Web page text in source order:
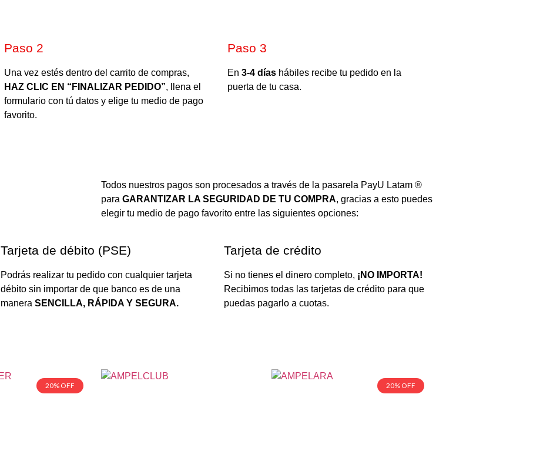
Paso 2
Una vez estés dentro del carrito de compras,
HAZ CLIC EN “FINALIZAR PEDIDO”, llena el
formulario con tú datos y elige tu medio de pago
favorito.
Paso 3
En 3-4 díashábiles recibe tu pedido en la
puerta de tu casa.
Todos nuestros pagos son procesados a través de la pasarela PayU Latam ®
para GARANTIZAR LA SEGURIDAD DE TU COMPRA, gracias a esto puedes
elegir tu medio de pago favorito entre las siguientes opciones:
Tarjeta de débito (PSE)
Podrás realizar tu pedido con cualquier tarjeta
débito sin importar de que banco es de una
manera SENCILLA, RÁPIDA Y SEGURA.
Tarjeta de crédito
Si no tienes el dinero completo, ¡NO IMPORTA!
Recibimos todas las tarjetas de crédito para que
puedas pagarlo a cuotas.
20% OFF 20% OFF